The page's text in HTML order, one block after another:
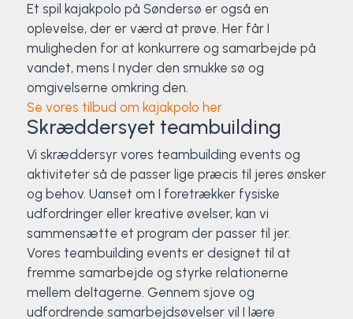
Et spil kajakpolo på Søndersø er også en
oplevelse, der er værd at prøve. Her får I
muligheden for at konkurrere og samarbejde på
vandet, mens I nyder den smukke sø og
omgivelserne omkring den.
Se vores tilbud om kajakpolo her
Skræddersyet teambuilding
Vi skræddersyr vores teambuilding events og
aktiviteter så de passer lige præcis til jeres ønsker
og behov. Uanset om I foretrækker fysiske
udfordringer eller kreative øvelser, kan vi
sammensætte et program der passer til jer.
Vores teambuilding events er designet til at
fremme samarbejde og styrke relationerne
mellem deltagerne. Gennem sjove og
udfordrende samarbejdsøvelser vil I lære